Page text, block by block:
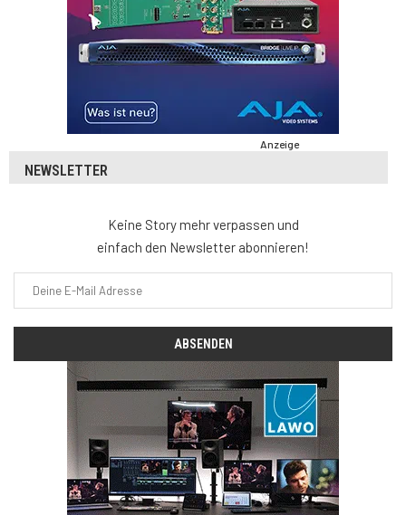
Anzeige
NEWSLETTER
Keine Story mehr verpassen und
einfach den Newsletter abonnieren!